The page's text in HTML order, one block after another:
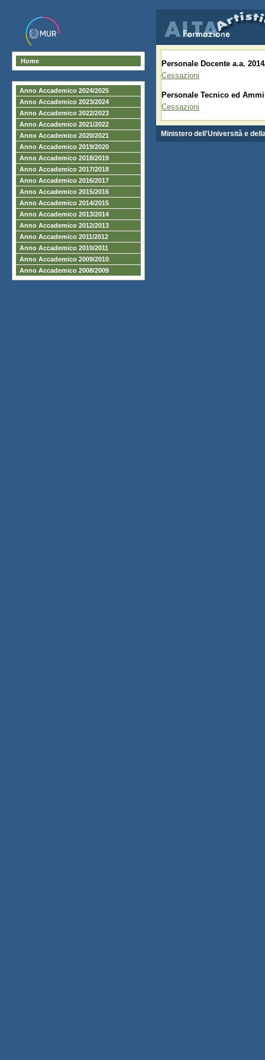
Home
Anno Accademico 2024/2025
Anno Accademico 2023/2024
Anno Accademico 2022/2023
Anno Accademico 2021/2022
Anno Accademico 2020/2021
Anno Accademico 2019/2020
Anno Accademico 2018/2019
Anno Accademico 2017/2018
Anno Accademico 2016/2017
Anno Accademico 2015/2016
Anno Accademico 2014/2015
Anno Accademico 2013/2014
Anno Accademico 2012/2013
Anno Accademico 2011/2012
Anno Accademico 2010/2011
Anno Accademico 2009/2010
Anno Accademico 2008/2009
Personale Docente a.a.
Cessazioni
Personale Tecnico ed
Cessazioni
Ministero dell'Università e